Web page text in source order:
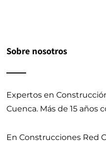
Sobre nosotros
Expertos en
Cuenca. Más de 15 años
En Construcciones Red